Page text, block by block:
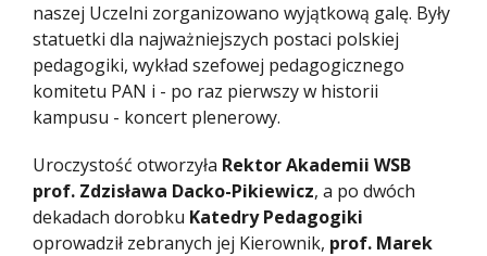
naszej Uczelni zorganizowano wyjątkową galę. Były
statuetki dla najważniejszych postaci polskiej
pedagogiki, wykład szefowej pedagogicznego
komitetu PAN i - po raz pierwszy w historii
kampusu - koncert plenerowy.
Uroczystość otworzyła Rektor Akademii WSB
prof. Zdzisława Dacko-Pikiewicz, a po dwóch
dekadach dorobku Katedry Pedagogiki
oprowadził zebranych jej Kierownik, prof. Marek